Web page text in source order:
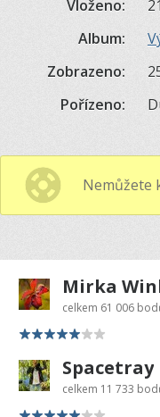
Vloženo:
Album:
Zobrazeno:
Pořízeno:
Nemůžete
Mirka
celkem 61 006
Spacetray
celkem 11 733